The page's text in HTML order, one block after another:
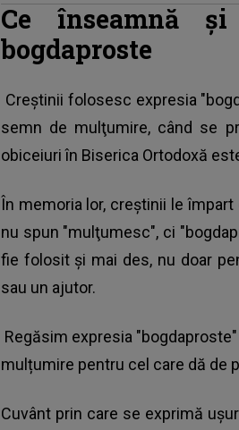
Ce înseamnă
bogdaproste
Creştinii folosesc expresia
semn de mulţumire, când se
obiceiuri în Biserica Ortodoxă
În memoria lor, creştinii le
nu spun "mulţumesc", ci
fie folosit şi mai des, nu doar
sau un ajutor.
Regăsim expresia
mulțumire pentru cel care dă de
Cuvânt prin care se exprimă